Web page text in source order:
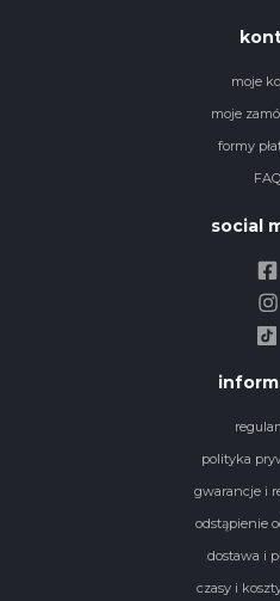
moje
moje
formy
FAQ
social
polityka
gwarancje i
odstąpienie
dostawa i
czasy i